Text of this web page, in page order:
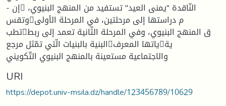
- إن النّاقدة "يمنى العيد" تستفيد من المنهج البنيوي،
وتقسم دراستها إلى مرحلتين، في المرحلة الأولى
تطبق المنهج البنيوي، وفي المرحلة الثّانية تعمد إلى ربط
البنية بالبنيات الّتي تمّثل مرجعياتها المعرفية
والاجتماعية مستعينة بالمنهج البنيوي التّكويني
URI
https://depot.univ-msila.dz/handle/123456789/10629